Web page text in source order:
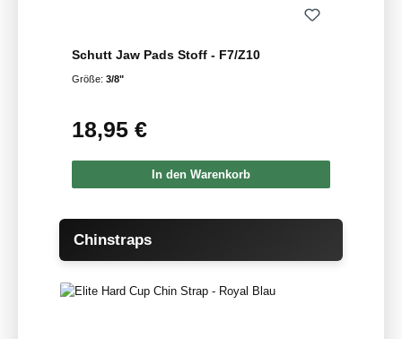
Schutt Jaw Pads Stoff - F7/Z10
Größe: 3/8"
Regulärer Preis:
18,95 €
In den Warenkorb
Produktgalerie überspringen
Chinstraps